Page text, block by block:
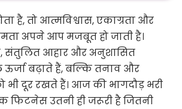
है, तो आत्मविश्वास, एकाग्रता और
अपने आप मजबूत हो जाती है।
संतुलित आहार और अनुशासित
बढ़ाते हैं, बल्कि तनाव और
भी दूर रखते हैं। आज की भागदौड़ भरी
फिटनेस उतनी ही जरूरी है जितनी